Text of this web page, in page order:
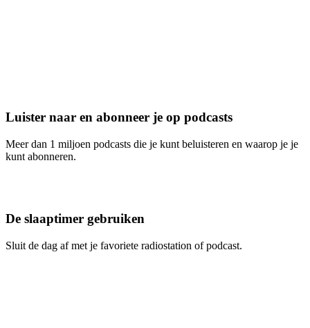
Luister naar en abonneer je op podcasts
Meer dan 1 miljoen podcasts die je kunt beluisteren en waarop je je
kunt abonneren.
De slaaptimer gebruiken
Sluit de dag af met je favoriete radiostation of podcast.